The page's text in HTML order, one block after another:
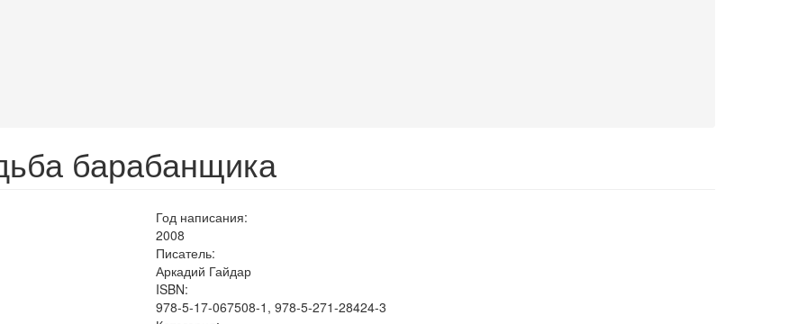
барабанщика
Год написания:
2008
Писатель:
Аркадий Гайдар
ISBN:
978-5-17-067508-1, 978-5-271-28424-3